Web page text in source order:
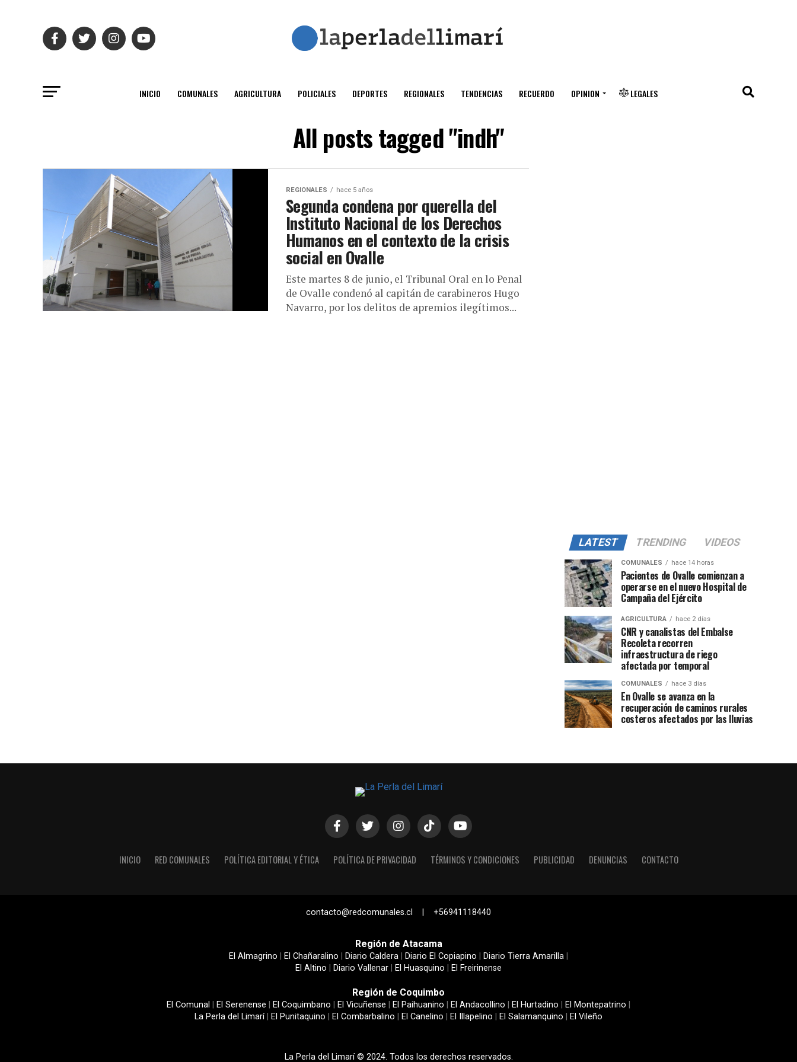
INICIO COMUNALES AGRICULTURA POLICIALES DEPORTES REGIONALES TENDENCIAS RECUERDO OPINION LEGALES
All posts tagged "indh"
REGIONALES hace 5 años
Segunda condena por querella del
Instituto Nacional de los Derechos
Humanos en el contexto de la crisis
social en Ovalle
Este martes 8 de junio, el Tribunal Oral en lo Penal
de Ovalle condenó al capitán de carabineros Hugo
Navarro, por los delitos de apremios ilegítimos...
LATEST TRENDING VIDEOS
COMUNALES hace 14 horas
Pacientes de Ovalle comienzan a
operarse en el nuevo Hospital de
Campaña del Ejército
AGRICULTURA hace 2 días
CNR y canalistas del Embalse
Recoleta recorren
infraestructura de riego
afectada por temporal
COMUNALES hace 3 días
En Ovalle se avanza en la
recuperación de caminos rurales
costeros afectados por las lluvias
INICIO RED COMUNALES POLÍTICA EDITORIAL Y ÉTICA POLÍTICA DE PRIVACIDAD TÉRMINOS Y CONDICIONES PUBLICIDAD DENUNCIAS CONTACTO
contacto@redcomunales.cl | +56941118440
Región de Atacama
El Almagrino El Chañaralino Diario Caldera Diario El Copiapino Diario Tierra Amarilla
El Altino
Diario Vallenar El Huasquino El Freirinense
Región de Coquimbo
El Comunal El Serenense El Coquimbano El Vicuñense El Paihuanino El Andacollino El Hurtadino El Montepatrino
La Perla del Limarí| El Punitaquino El Combarbalino El Canelino El Illapelino El Salamanquino El Vileño
La Perla del Limarí © 2024. Todos los derechos reservados.